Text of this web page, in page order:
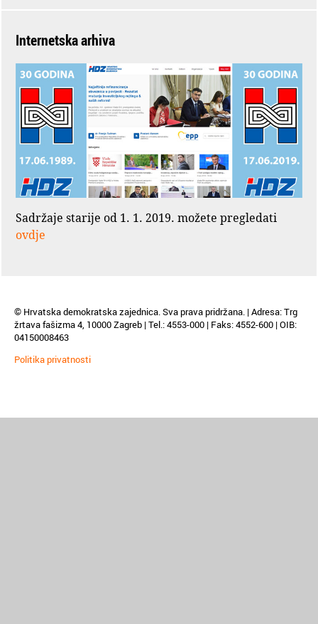
Internetska arhiva
Sadržaje starije od 1. 1. 2019. možete pregledati
ovdje
© Hrvatska demokratska zajednica. Sva prava pridržana. | Adresa: Trg
žrtava fašizma 4, 10000 Zagreb | Tel.: 4553-000 | Faks: 4552-600 | OIB:
04150008463
Politika privatnosti